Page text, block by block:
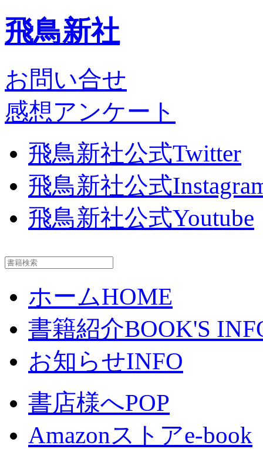
飛鳥新社
お問い合せ
感想アンケート
飛鳥新社公式Twitter
飛鳥新社公式
飛鳥新社公式Youtube
ホームHOME
書籍紹介BOOK'S
お知らせINFO
書店様へPOP
Amazonストアe-book